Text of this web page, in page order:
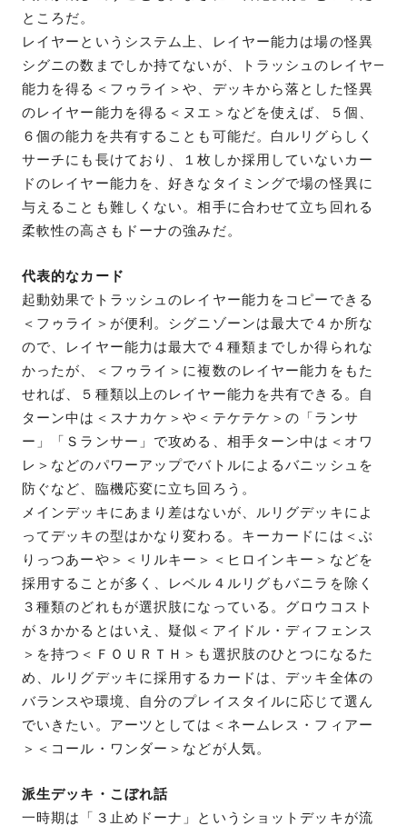
ところだ。
レイヤーというシステム上、レイヤー能力は場の怪異
シグニの数までしか持てないが、トラッシュのレイヤ—
能力を得る＜フゥライ＞や、デッキから落とした怪異
のレイヤー能力を得る＜ヌエ＞などを使えば、５個、
６個の能力を共有することも可能だ。白ルリグらしく
サーチにも長けており、１枚しか採用していないカー
ドのレイヤー能力を、好きなタイミングで場の怪異に
与えることも難しくない。相手に合わせて立ち回れる
柔軟性の高さもドーナの強みだ。
代表的なカード
起動効果でトラッシュのレイヤー能力をコピーできる
＜フゥライ＞が便利。シグニゾーンは最大で４か所な
ので、レイヤー能力は最大で４種類までしか得られな
かったが、＜フゥライ＞に複数のレイヤー能力をもた
せれば、５種類以上のレイヤー能力を共有できる。自
ターン中は＜スナカケ＞や＜テケテケ＞の「ランサ
ー」「Ｓランサー」で攻める、相手ターン中は＜オワ
レ＞などのパワーアップでバトルによるバニッシュを
防ぐなど、臨機応変に立ち回ろう。
メインデッキにあまり差はないが、ルリグデッキによ
ってデッキの型はかなり変わる。キーカードには＜ぶ
りっつあーや＞＜リルキー＞＜ヒロインキー＞などを
採用することが多く、レベル４ルリグもバニラを除く
３種類のどれもが選択肢になっている。グロウコスト
が３かかるとはいえ、疑似＜アイドル・ディフェンス
＞を持つ＜ＦＯＵＲＴＨ＞も選択肢のひとつになるた
め、ルリグデッキに採用するカードは、デッキ全体の
バランスや環境、自分のプレイスタイルに応じて選ん
でいきたい。アーツとしては＜ネームレス・フィアー
＞＜コール・ワンダー＞などが人気。
派生デッキ・こぼれ話
一時期は「３止めドーナ」というショットデッキが流